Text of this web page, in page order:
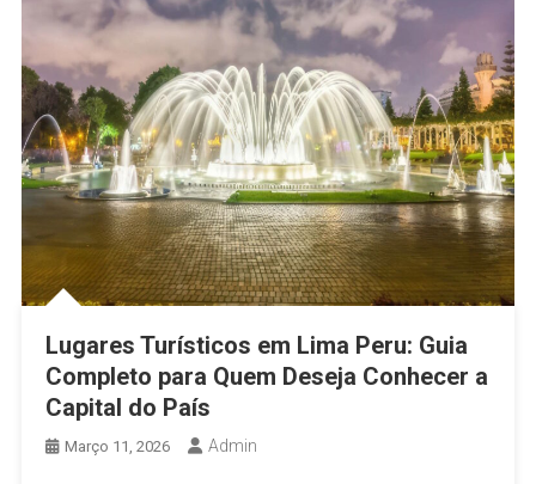
Lugares Turísticos em Lima Peru: Guia
Completo para Quem Deseja Conhecer a
Capital do País
Março 11, 2026 Admin